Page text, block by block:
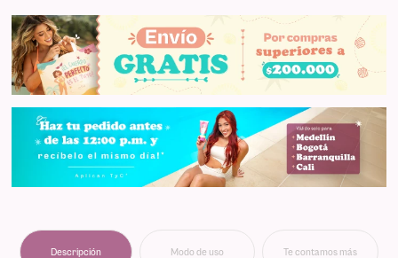
Descripción Modo de uso Te contamos más